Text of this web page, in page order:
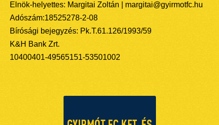
Elnök-helyettes: Margitai Zoltán | margitai@gyirmotfc.hu
Adószám:18525278-2-08
Bírósági bejegyzés: Pk.T.61.126/1993/59
K&H Bank Zrt.
10400401-49565151-53501002